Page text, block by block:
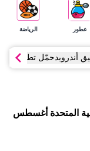
عطور الرياضة
أندرويدحمّل تطبيق آي
المتحدة أغسطس